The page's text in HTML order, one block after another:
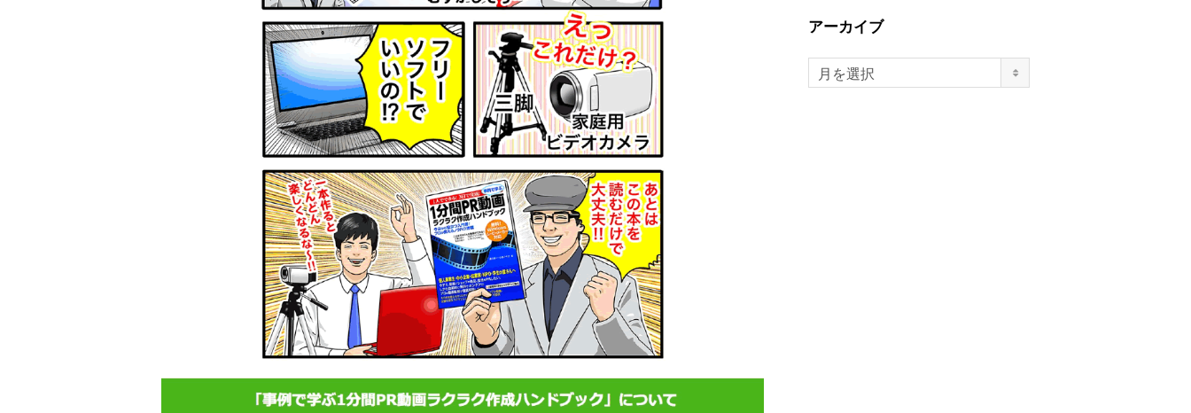
アーカイブ
月を選択